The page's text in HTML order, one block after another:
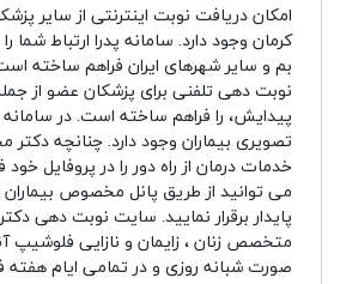
امکان دریافت نوبت اینترنتی از سایر
کرمان وجود دارد. سامانه پدرا ارتباط شما
بم و سایر شهرهای ایران فراهم ساخته
نوبت دهی تلفنی برای پزشکان عضو از
پیدایش، را فراهم ساخته است. در سامانه
تصویری بیماران وجود دارد. چنانچه
خدمات درمان از راه دور را در پروفایل
می توانید از طریق پانل مخصوص بیماران
پایدار برقرار نمایید. سایت نوبت دهی
متخصص زنان ، زایمان و نازایی فلوشیپ
صورت شبانه روزی و در تمامی ایام